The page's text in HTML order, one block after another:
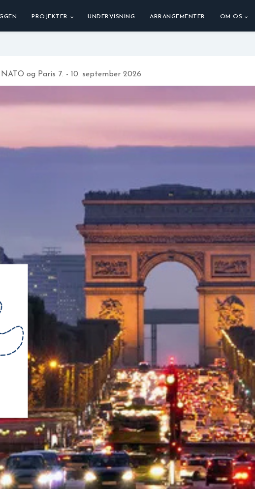
PROJEKTER UNDERVISNING ARRANGEMENTER OM OS
og Paris 7. - 10. september 2026